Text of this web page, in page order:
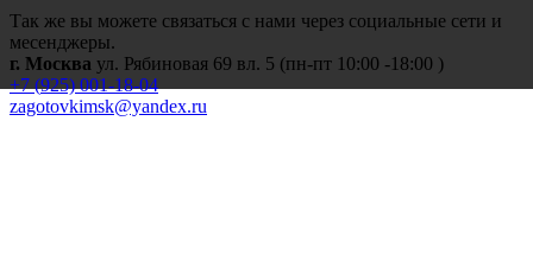
Так же вы можете связаться с нами через социальные сети и
месенджеры.
г. Москва ул. Рябиновая 69 вл. 5 (пн-пт 10:00 -18:00 )
+7 (925) 001-18-04
zagotovkimsk@yandex.ru